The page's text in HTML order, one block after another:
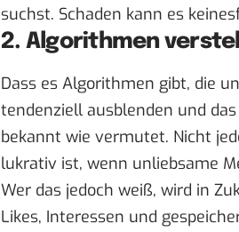
suchst. Schaden kann es
2. Algorithmen
Dass es Algorithmen gibt, die
tendenziell ausblenden und
bekannt wie vermutet. Nicht
lukrativ ist, wenn unliebsame
Wer das jedoch weiß, wird in
Likes, Interessen und